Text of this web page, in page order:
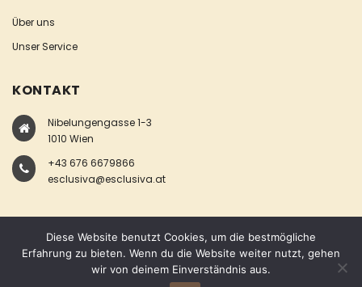
Über uns
Unser Service
KONTAKT
Nibelungengasse 1-3
1010 Wien
+43 676 6679866
esclusiva@esclusiva.at
COPYRIGHT © ESCLUSIVA
Diese Website benutzt Cookies, um die bestmögliche
Erfahrung zu bieten. Wenn du die Website weiter nutzt, gehen
wir von deinem Einverständnis aus.